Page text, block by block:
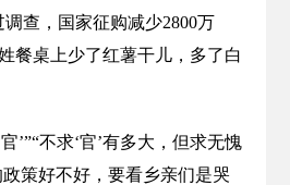
调查，国家征购减少2800万
餐桌上少了红薯干儿，多了白
’”“不求‘官’有多大，但求无愧
策好不好，要看乡亲们是哭